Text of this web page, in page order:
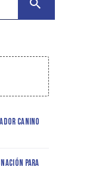
canino
para